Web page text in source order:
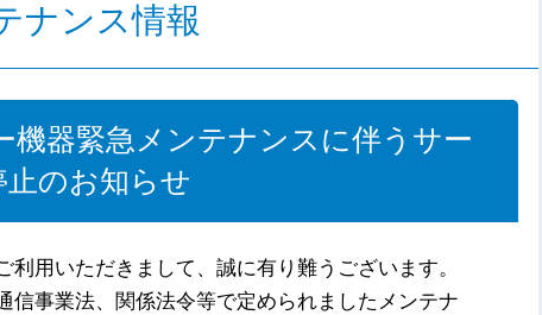
ナンス情報
機器緊急メンテナンスに伴うサー
止のお知らせ
用いただきまして、誠に有り難うございます。
信事業法、関係法令等で定められましたメンテナ